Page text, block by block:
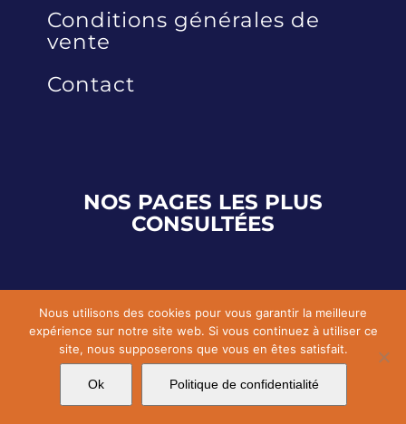
Conditions générales de
vente
Contact
NOS PAGES LES PLUS
CONSULTÉES
Aérogommeuse
Sableuse industrielle
Pistolet électrostatique
Nous utilisons des cookies pour vous garantir la meilleure
expérience sur notre site web. Si vous continuez à utiliser ce
site, nous supposerons que vous en êtes satisfait.
Ok Politique de confidentialité